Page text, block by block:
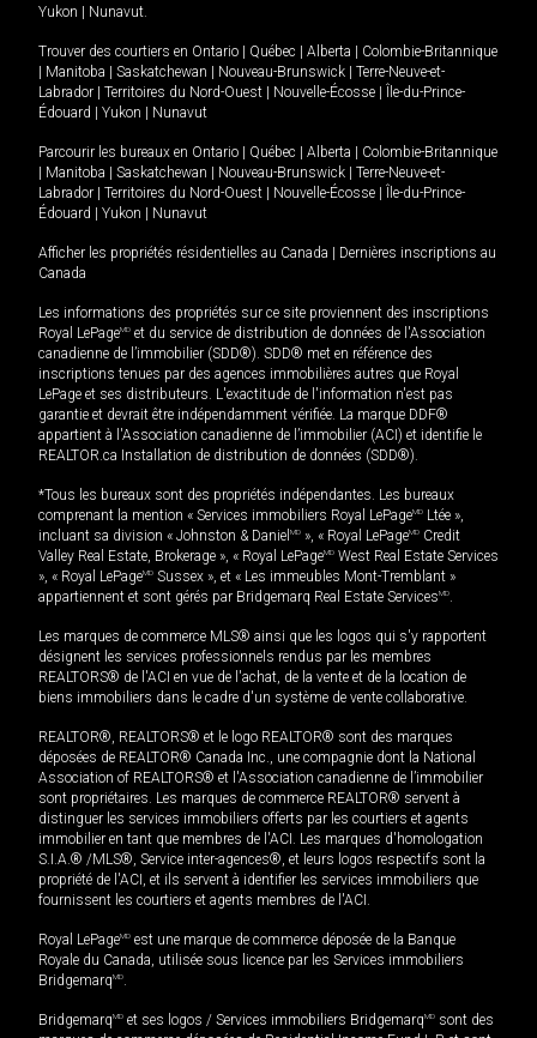
Yukon
Nunavut.
Trouver des courtiers en Ontario Québec Alberta
Colombie-Britannique
Manitoba Saskatchewan Nouveau-Brunswick
Terre-Neuve-et-
Labrador
Territoires du Nord-Ouest Nouvelle-Écosse
Île-du-Prince-
Édouard
Yukon Nunavut
Parcourir les bureaux en Ontario Québec Alberta
Colombie-Britannique
Manitoba Saskatchewan Nouveau-Brunswick
Terre-Neuve-et-
Labrador
Territoires du Nord-Ouest Nouvelle-Écosse
Île-du-Prince-
Édouard
Yukon Nunavut
Afficher les propriétés résidentielles au Canada
Dernières inscriptions au
Canada
Les informations des propriétés sur ce site proviennent des inscriptions
Royal LePageMD et du service de distribution de données de l'Association
canadienne de l’immobilier (SDD®). SDD® met en référence des
inscriptions tenues par des agences immobilières autres que Royal
LePage et ses distributeurs. L'exactitude de l'information n'est pas
garantie et devrait être indépendamment vérifiée. La marque DDF®
appartient à l'Association canadienne de l’immobilier (ACI) et identifie le
REALTOR.ca Installation de distribution de données (SDD®).
*Tous les bureaux sont des propriétés indépendantes. Les bureaux
comprenant la mention « Services immobiliers Royal LePageMD Ltée »,
incluant sa division « Johnston & Daniel MD », « Royal LePageMD Credit
Valley Real Estate, Brokerage », « Royal LePageMD West Real Estate Services
», « Royal LePageMD Sussex », et « Les immeubles Mont-Tremblant »
appartiennent et sont gérés par Bridgemarq Real Estate ServicesMD.
Les marques de commerce MLS® ainsi que les logos qui s'y rapportent
désignent les services professionnels rendus par les membres
REALTORS® de l'ACI en vue de l'achat, de la vente et de la location de
biens immobiliers dans le cadre d'un système de vente collaborative.
REALTOR®, REALTORS® et le logo REALTOR® sont des marques
déposées de REALTOR® Canada Inc., une compagnie dont la National
Association of REALTORS® et l'Association canadienne de l’immobilier
sont propriétaires. Les marques de commerce REALTOR® servent à
distinguer les services immobiliers offerts par les courtiers et agents
immobilier en tant que membres de l'ACI. Les marques d'homologation
S.I.A.® /MLS®, Service inter-agences®, et leurs logos respectifs sont la
propriété de l'ACI, et ils servent à identifier les services immobiliers que
fournissent les courtiers et agents membres de l'ACI.
Royal LePageMD est une marque de commerce déposée de la Banque
Royale du Canada, utilisée sous licence par les Services immobiliers
BridgemarqMD.
BridgemarqMD et ses logos / Services immobiliers BridgemarqMD sont des